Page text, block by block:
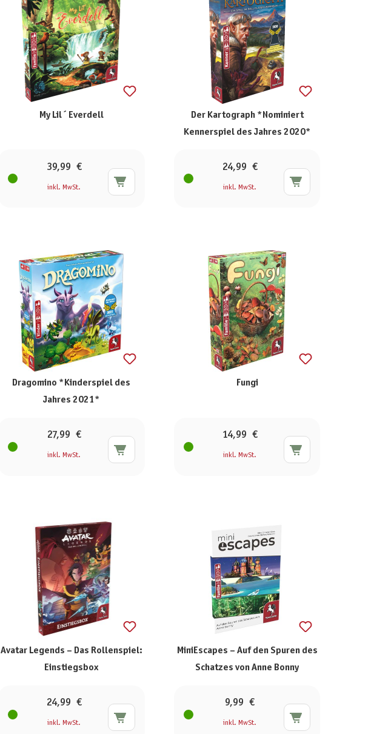
My Lil´ Everdell
39,99 €
inkl. MwSt.
Der Kartograph *Nominiert
Kennerspiel des Jahres 2020*
24,99 €
inkl. MwSt.
Dragomino *Kinderspiel des
Jahres 2021*
27,99 €
inkl. MwSt.
Fungi
14,99 €
inkl. MwSt.
Avatar Legends – Das Rollenspiel:
Einstiegsbox
24,99 €
inkl. MwSt.
MiniEscapes – Auf den Spuren des
Schatzes von Anne Bonny
9,99 €
inkl. MwSt.